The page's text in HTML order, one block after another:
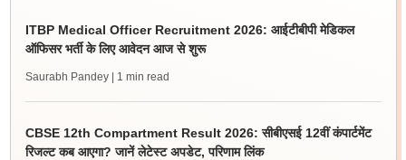
ITBP Medical Officer Recruitment 2026: आईटीबीपी मेडिकल
ऑफिसर भर्ती के लिए आवेदन आज से शुरू
Saurabh Pandey | 1 min read
CBSE 12th Compartment Result 2026: सीबीएसई 12वीं कंपार्टमेंट
रिजल्ट कब आएगा? जानें लेटेस्ट अपडेट, परिणाम लिंक